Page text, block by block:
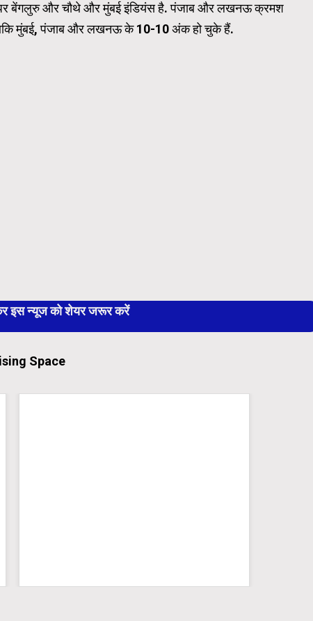
पर बेंगलुरु और चौथे और मुंबई इंडियंस है. पंजाब और लखनऊ क्रमश
मुंबई, पंजाब और लखनऊ के 10-10 अंक हो चुके हैं.
इस न्यूज को शेयर जरूर करें
Space